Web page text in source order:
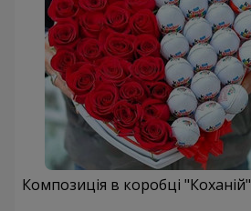
Композиція в коробці "Коханій"